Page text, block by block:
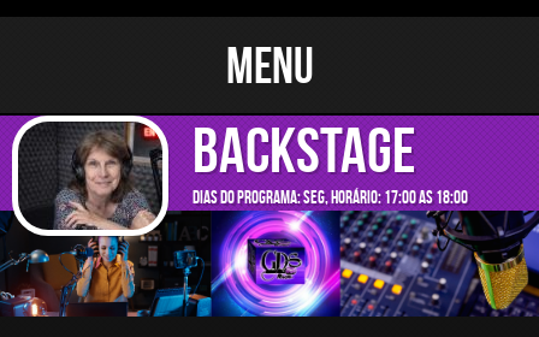
Menu
Backstage
Dias do programa: seg, Horário: 17:00 as 18:00